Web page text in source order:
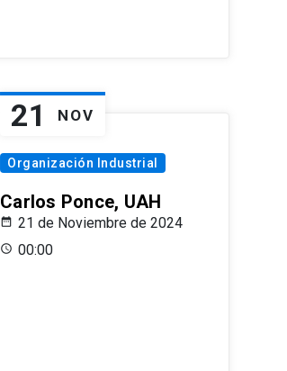
21 NOV
Organización Industrial
Carlos Ponce, UAH
21 de Noviembre de 2024
00:00